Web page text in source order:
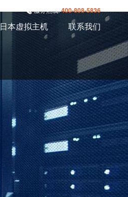
日本虚拟主机 联系我们
服务热线:400-808-5836